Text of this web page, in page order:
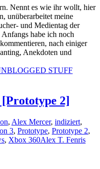
Nennt es wie ihr wollt, hier
unüberarbeitet meine
und Medientag der
habe ich noch
nach einiger
Anekdoten und
STUFF
2]
, Alex Mercer, indiziert,
3, Prototype, Prototype 2,
, Xbox 360Alex T. Fenris